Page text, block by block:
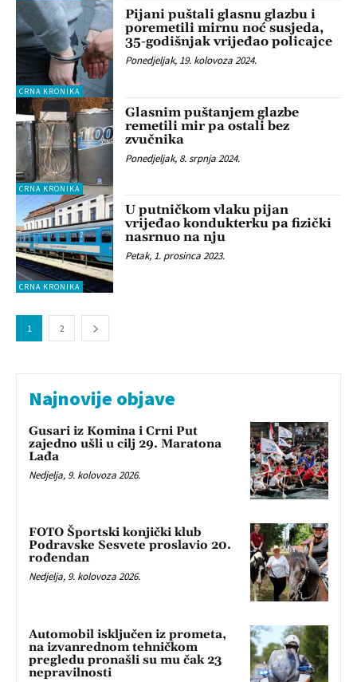
CRNA KRONIKA
Pijani puštali glasnu glazbu i
poremetili mirnu noć susjeda,
35-godišnjak vrijeđao policajce
Ponedjeljak, 19. kolovoza 2024.
CRNA KRONIKA
Glasnim puštanjem glazbe
remetili mir pa ostali bez
zvučnika
Ponedjeljak, 8. srpnja 2024.
CRNA KRONIKA
U putničkom vlaku pijan
vrijeđao kondukterku pa fizički
nasrnuo na nju
Petak, 1. prosinca 2023.
1 2
Najnovije objave
Gusari iz Komina i Crni Put
zajedno ušli u cilj 29. Maratona
Lađa
Nedjelja, 9. kolovoza 2026.
FOTO Športski konjički klub
Podravske Sesvete proslavio 20.
rođendan
Nedjelja, 9. kolovoza 2026.
Automobil isključen iz prometa,
na izvanrednom tehničkom
pregledu pronašli su mu čak 23
nepravilnosti